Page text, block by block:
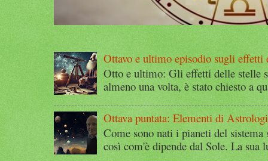
Ottavo e ultimo episodio sugli effetti
Otto e ultimo: Gli effetti delle stelle
almeno una volta, è stato chiesto a
Ottava puntata: Elementi di
Come sono nati i pianeti del
così com'è dipende dal Sole. La sua